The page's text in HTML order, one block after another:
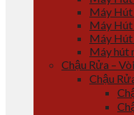
Máy
Máy
Máy
Máy hút
Chậu Rửa –
Chậu